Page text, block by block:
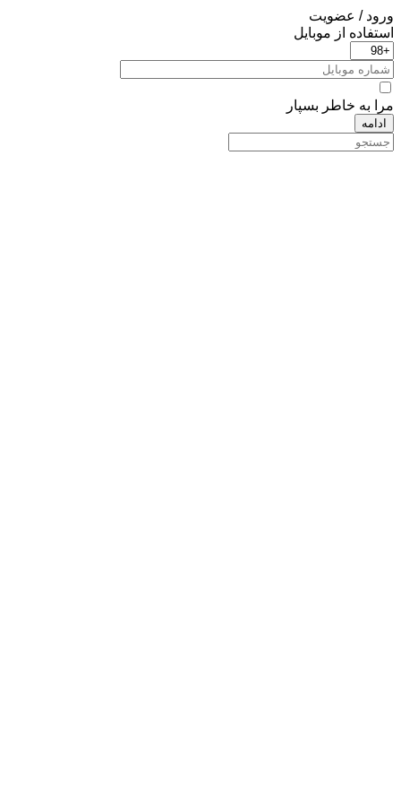
ورود / عضویت
استفاده از موبایل
مرا به خاطر بسپار
ادامه